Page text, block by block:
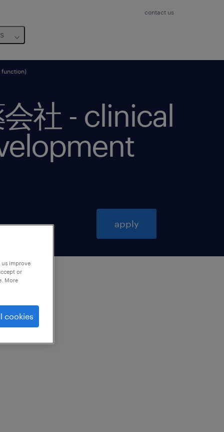
contact us
function)
社 - clinical
apply
improve
or
More
cookies